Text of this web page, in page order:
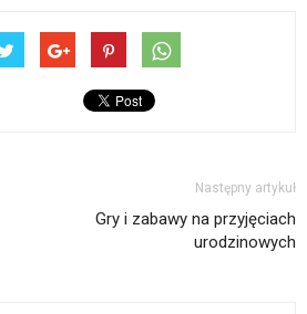
Następny artykuł
Gry i zabawy na przyjęciach
urodzinowych